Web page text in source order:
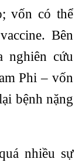
vốn có thể
Bên
nghiên cứu
Phi – vốn
bệnh nặng
nhiều sự